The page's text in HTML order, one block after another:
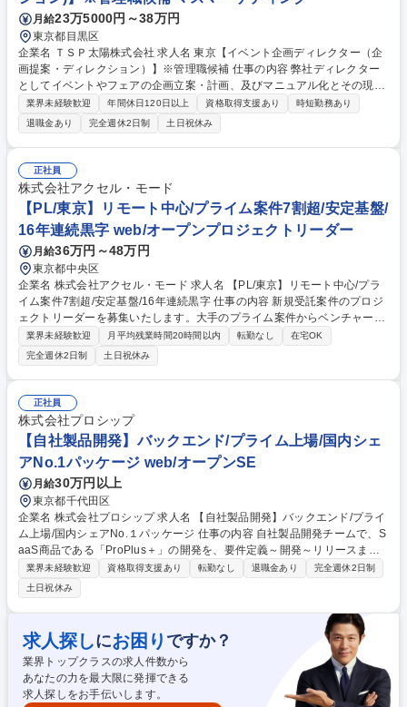
月給23万5000円～38万円
東京都目黒区
企業名 ＴＳＰ太陽株式会社 求人名 東京【イベント企画ディレクター（企
画提案・ディレクション）】※管理職候補 仕事の内容 弊社ディレクター
としてイベントやフェアの企画立案・計画、及びマニュアル化とその現場
運営・進行管理をお任せいたします。 基本的に営業担当者と協働して進め
ていただきます。 【具体的には】 ■主催者（クライアント）からの仕様書
や要望に沿った企画提案書の作成 ■クライアントニーズに即したコンテン
ツ・デザイン提案の作成。受託後の打ち合わせ、計画推進、進捗管理・現
場管理まで担います。 ■マネージャー候補の方は、課内マネジメント業務
をお任せします ◆受注先：官公庁、電通、博報堂、ADK、大広、ソニー
ミュージック、ミッドタウン、テレビ朝日など 募集職種 東京【イベント
企画ディレクター（企画提案・ディレクション）】※管理職候補
業界未経験歓迎 年間休日120日以上 資格取得支援あり
時短勤務あり
退職金あり
完全週休2日制 土日祝休み
正社員
株式会社アクセル・モード
【PL/東京】リモート中心/プライム案件7割超/安定基盤/
16年連続黒字 web/オープンプロジェクトリーダー
月給36万円～48万円
東京都中央区
企業名 株式会社アクセル・モード 求人名 【PL/東京】リモート中心/プラ
イム案件7割超/安定基盤/16年連続黒字 仕事の内容 新規受託案件のプロジ
ェクトリーダーを募集いたします。大手のプライム案件からベンチャーま
で多種多様な規模・業界の案件があり、ご自身の希望に合わせたキャリア
プラン構築ができる環境です。 プロジェクト内のメンバー管理・上流工程
から関わり、技術リードにて質の高いシステム開発・組織運営業務（事業
戦略に即した施策検討・立案～実行、意思決定のサポートのほか希望によ
り採用/教育にも参加できます）※開発とマネジメントの割合は7：3です
＜開発環境＞言語:Java, PHP, Go, TypeScript 変更の範囲：当社における
各種業務全般 募集職種 【PL/東京】リモート中心/プライム案件7割超/安定
基盤/16年連続黒字
業界未経験歓迎 月平均残業時間20時間以内 転勤なし
在宅OK
完全週休2日制
土日祝休み
正社員
株式会社プロシップ
【自社製品開発】バックエンド/プライム上場/国内シェ
アNo.1パッケージ web/オープンSE
月給30万円以上
東京都千代田区
企業名 株式会社プロシップ 求人名 【自社製品開発】バックエンド/プライ
ム上場/国内シェアNo.１パッケージ 仕事の内容 自社製品開発チームで、S
aaS商品である「ProPlus＋」の開発を、要件定義～開発～リリースまで
一気通貫で担当いただきます。アジャイル形式で、現場とすり合わせなが
ら納期通りの機能追加リリースを目指します。 入社後は以下のような業務
を担当していただく想定です。 ■機能開発（基本設計、実装、テスト(自動
化)、リリース）を1か月スプリント単位で実施。 ■インフラチームと協力
したCI/CDの改善。その他開発体験向上。 ■入社直後は実装、テストを行
い、1年程度で設計・要件定義にも参画。 募集職種 【自社製品開発】バッ
クエンド/プライム上場/国内シェアNo.１パッケージ
業界未経験歓迎 資格取得支援あり 転勤なし 退職金あり
完全週休2日制
土日祝休み
求人探しにお困り ですか？
業界トップクラスの求人件数から
あなたの力を最大限に発揮できる
求人探しをお手伝いします。